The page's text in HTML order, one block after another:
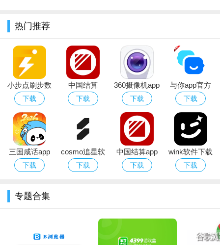
软件功能
设计方案，定制化和个性化兼具；与一线供应商合作，精选优质
建材，由专业团队施工，保证质量无忧；依托强大的供应链体
热门推荐
小步点刷步数
刷公里数修改
器（GG修改
器）安卓免费
版
下载
中国结算
app(查询股票
机版
下载
360摄像机app
下载安装官方
免费版
下载
与你app官方
下载2026安卓
最新版
下载
三国咸话app
官方下载最新
下载
cosmo追星软
件官方下载安
下载
中国结算app
下载官方手机
下载
wink软件下载
免费中文版
下载
专题合集